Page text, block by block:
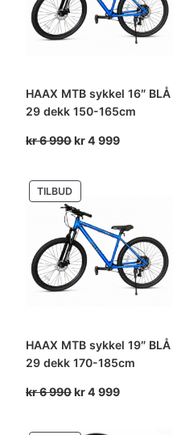
HAAX MTB sykkel 16″ BLÅ
29 dekk 150-165cm
kr6 990Opprinnelig
990.
kr4 999Nåværende
TILBUDPRODUKT
PÅ
SALG
HAAX MTB sykkel 19″ BLÅ
29 dekk 170-185cm
kr6 990Opprinnelig
kr4 999Nåværende